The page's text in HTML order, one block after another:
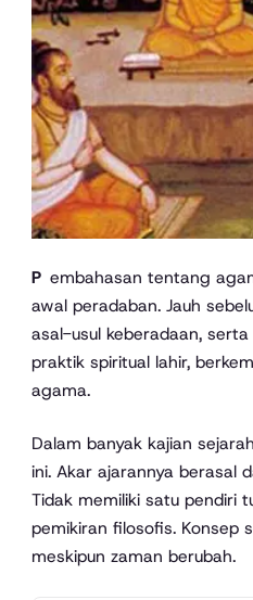
Pembahasan tentang agama tertua di dunia selalu menarik karena membawa kita menelusuri jejak manusia sejak
awal peradaban. Jauh
asal-usul keberadaan,
praktik spiritual lahir,
agama.
Dalam banyak kajian
ini. Akar ajarannya berasal
Tidak memiliki satu pendiri
pemikiran filosofis. Konsep
meskipun zaman berubah.